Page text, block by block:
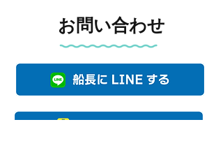
お問い合わせ